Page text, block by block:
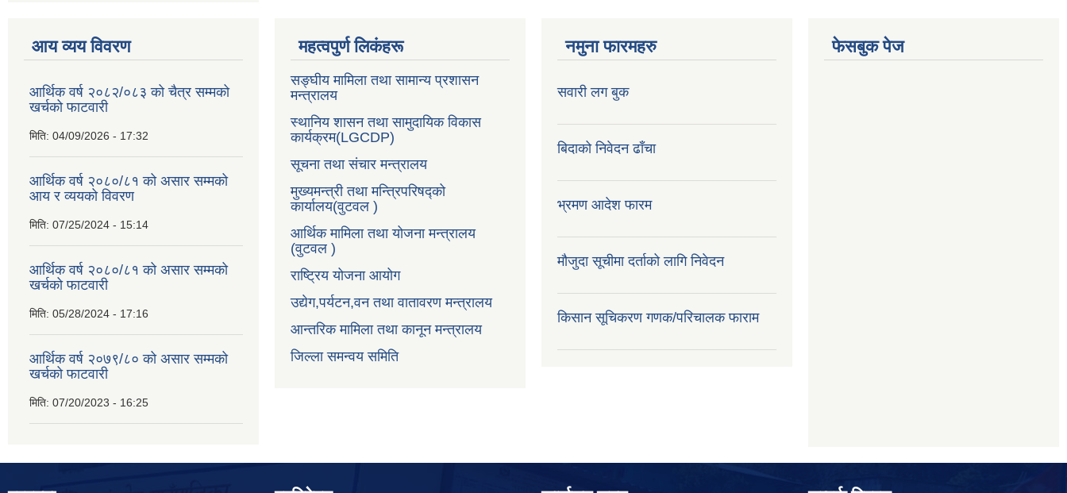
आय व्यय विवरण
आर्थिक वर्ष २०८२/०८३ को चैत्र सम्मको
खर्चको फाटवारी
मिति: 04/09/2026 - 17:32
आर्थिक वर्ष २०८०/८१ को असार सम्मको
आय र व्ययको विवरण
मिति: 07/25/2024 - 15:14
आर्थिक वर्ष २०८०/८१ को असार सम्मको
खर्चको फाटवारी
मिति: 05/28/2024 - 17:16
आर्थिक वर्ष २०७९/८० को असार सम्मको
खर्चको फाटवारी
मिति: 07/20/2023 - 16:25
महत्वपुर्ण लिकंहरू
सङ्घीय मामिला तथा सामान्य प्रशासन
मन्त्रालय
स्थानिय शासन तथा सामुदायिक विकास
कार्यक्रम(LGCDP)
सूचना तथा संचार मन्त्रालय
मुख्यमन्त्री तथा मन्त्रिपरिषद्को
कार्यालय(वुटवल )
आर्थिक मामिला तथा योजना मन्त्रालय
(वुटवल )
राष्ट्रिय योजना आयोग
उद्येग,पर्यटन,वन तथा वातावरण मन्त्रालय
आन्तरिक मामिला तथा कानून मन्त्रालय
जिल्ला समन्वय समिति
नमुना फारमहरु
सवारी लग बुक
बिदाको निवेदन ढाँचा
भ्रमण आदेश फारम
मौजुदा सूचीमा दर्ताको लागि निवेदन
किसान सूचिकरण गणक/परिचालक फाराम
फेसबुक पेज